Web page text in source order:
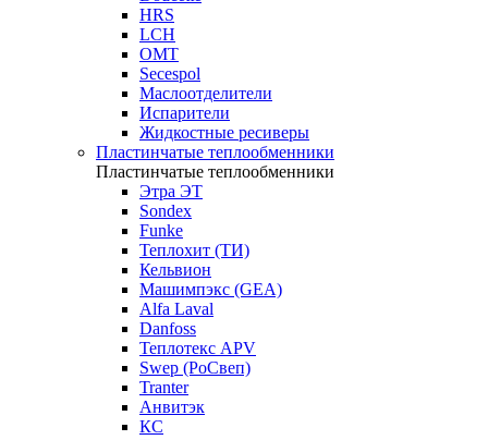
HRS
LCH
OMT
Secespol
Маслоотделители
Испарители
Жидкостные ресиверы
Пластинчатые теплообменники
Пластинчатые теплообменники
Этра ЭТ
Sondex
Funke
Теплохит (ТИ)
Кельвион
Машимпэкс (GEA)
Alfa Laval
Danfoss
Теплотекс APV
Swep (РоСвеп)
Tranter
Анвитэк
КС